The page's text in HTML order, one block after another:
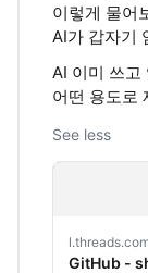
이렇게 물어
AI가 갑자기
AI 이미 쓰고
어떤 용도로
See less
GitHub -